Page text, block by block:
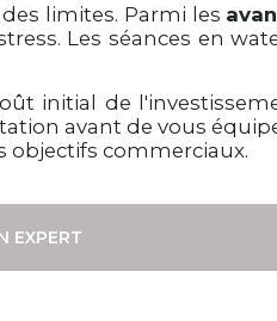
limites. Parmi les
Les séances en
initial de
avant de vous
objectifs commerciaux.
EXPERT